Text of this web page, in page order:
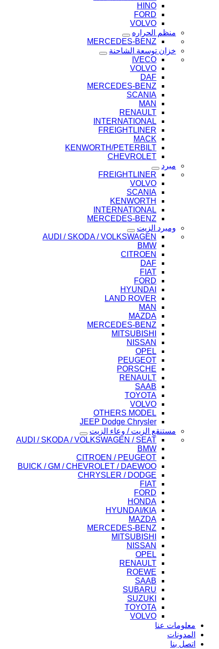
HINO
FORD
VOLVO
منظم الحراره
MERCEDES-BENZ
خزان توسعة الشاحنة
IVECO
VOLVO
DAF
MERCEDES-BENZ
SCANIA
MAN
RENAULT
INTERNATIONAL
FREIGHTLINER
MACK
KENWORTH/PETERBILT
CHEVROLET
مبرد
FREIGHTLINER
VOLVO
SCANIA
KENWORTH
INTERNATIONAL
MERCEDES-BENZ
ومبرد الزيت
AUDI / SKODA / VOLKSWAGEN
BMW
CITROEN
DAF
FIAT
FORD
HYUNDAI
LAND ROVER
MAN
MAZDA
MERCEDES-BENZ
MITSUBISHI
NISSAN
OPEL
PEUGEOT
PORSCHE
RENAULT
SAAB
TOYOTA
VOLVO
OTHERS MODEL
JEEP Dodge Chrysler
مستنقع الزيت / وعاء الزيت
AUDI / SKODA / VOLKSWAGEN / SEAT
BMW
CITROEN / PEUGEOT
BUICK / GM / CHEVROLET / DAEWOO
CHRYSLER / DODGE
FIAT
FORD
HONDA
HYUNDAI/KIA
MAZDA
MERCEDES-BENZ
MITSUBISHI
NISSAN
OPEL
RENAULT
ROEWE
SAAB
SUBARU
SUZUKI
TOYOTA
VOLVO
معلومات عنا
المدونات
اتصل بنا